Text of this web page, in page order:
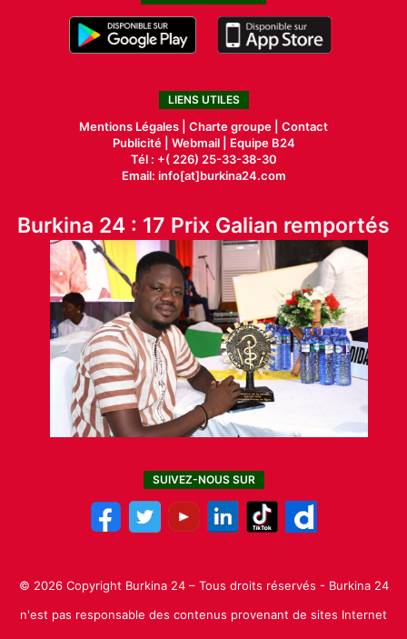
LIENS UTILES
Mentions Légales | Charte groupe | Contact
Publicité| Webmail |
Equipe B24
Tél : +( 226) 25-33-38-30
Email: info[at]burkina24.com
Burkina 24 : 17 Prix Galian remportés
SUIVEZ-NOUS SUR
© 2026 Copyright Burkina 24 – Tous droits réservés - Burkina 24
n'est pas responsable des contenus provenant de sites Internet